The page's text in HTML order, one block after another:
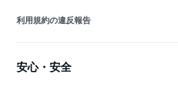
利用規約の違反報告
安心・安全